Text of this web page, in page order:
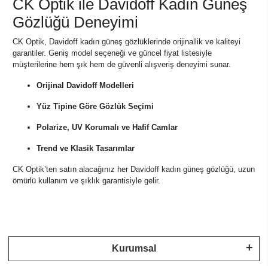
CK Optik ile Davidoff Kadın Güneş
Gözlüğü Deneyimi
CK Optik, Davidoff kadın güneş gözlüklerinde orijinallik ve kaliteyi
garantiler. Geniş model seçeneği ve güncel fiyat listesiyle
müşterilerine hem şık hem de güvenli alışveriş deneyimi sunar.
Orijinal Davidoff Modelleri
Yüz Tipine Göre Gözlük Seçimi
Polarize, UV Korumalı ve Hafif Camlar
Trend ve Klasik Tasarımlar
CK Optik’ten satın alacağınız her Davidoff kadın güneş gözlüğü, uzun
ömürlü kullanım ve şıklık garantisiyle gelir.
Kurumsal